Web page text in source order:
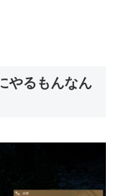
やるもんなん